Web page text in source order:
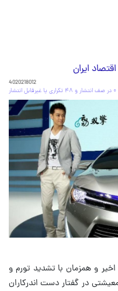
ایران
4020218012
و همزمان با تشدید تورم و
در گفتار دست اندرکاران